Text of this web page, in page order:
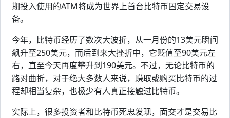
期投入使用的ATM将成为世界上首台比特币固定交易设
备。
今年，比特币经历了数次大波折，从一月份的13美元瞬间
飙升至250美元，而后到来大挫折中，它贬值至90美元左
右，直至今天再度攀升到190美元。不过，无论比特币的
路对曲折，对于绝大多数人来说，赚取或购买比特币的过
程却相当复杂，也极少有人真正接触过比特币。
实际上，很多投资者和比特币死忠发现，面交才是交易比